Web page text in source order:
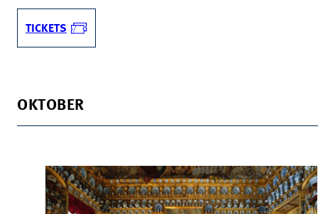
TICKETS
OKTOBER